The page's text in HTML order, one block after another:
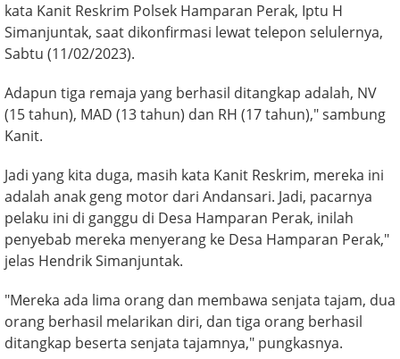
kata Kanit Reskrim Polsek Hamparan Perak, Iptu H
Simanjuntak, saat dikonfirmasi lewat telepon selulernya,
Sabtu (11/02/2023).
Adapun tiga remaja yang berhasil ditangkap adalah, NV
(15 tahun), MAD (13 tahun) dan RH (17 tahun)," sambung
Kanit.
Jadi yang kita duga, masih kata Kanit Reskrim, mereka ini
adalah anak geng motor dari Andansari. Jadi, pacarnya
pelaku ini di ganggu di Desa Hamparan Perak, inilah
penyebab mereka menyerang ke Desa Hamparan Perak,"
jelas Hendrik Simanjuntak.
"Mereka ada lima orang dan membawa senjata tajam, dua
orang berhasil melarikan diri, dan tiga orang berhasil
ditangkap beserta senjata tajamnya," pungkasnya.